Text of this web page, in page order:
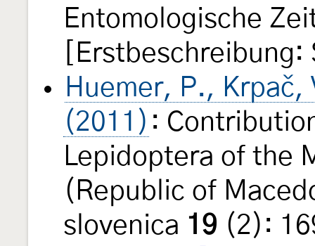
Entomologische
Huemer, P., Krpač,
(2011) :
Lepidoptera of the
(Republic of
slovenica 19 (2):